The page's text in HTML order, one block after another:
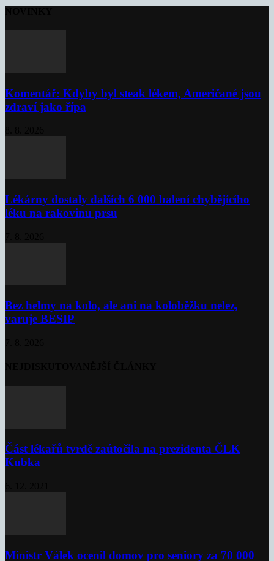
Komentář: Kdyby byl steak lékem, Američané jsou
zdraví jako řípa
Lékárny dostaly dalších 6 000 balení chybějícího
léku na rakovinu prsu
Bez helmy na kolo, ale ani na koloběžku nelez,
varuje BESIP
Část lékařů tvrdě zaútočila na prezidenta ČLK
Kubka
Ministr Válek ocenil domov pro seniory za 70 000